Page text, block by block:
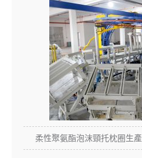
柔性聚氨酯泡沫頸托枕圈生